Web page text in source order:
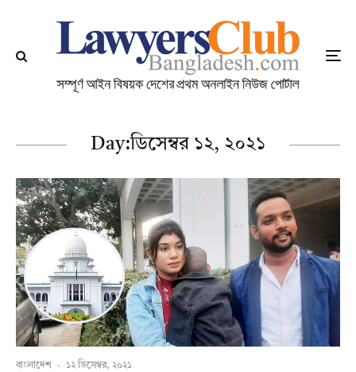
Day:ডিসেম্বর ১২, ২০২১
বাংলাদেশ · ১২ ডিসেম্বর, ২০২১